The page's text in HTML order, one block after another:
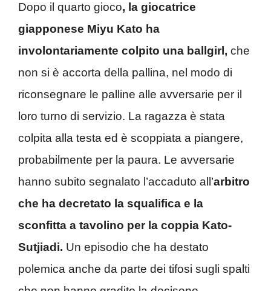
Dopo il quarto gioco, la giocatrice
giapponese Miyu Kato ha
involontariamente colpito una ballgirl, che
non si è accorta della pallina, nel modo di
riconsegnare le palline alle avversarie per il
loro turno di servizio. La ragazza è stata
colpita alla testa ed è scoppiata a piangere,
probabilmente per la paura. Le avversarie
hanno subito segnalato l’accaduto all’arbitro
che ha decretato la squalifica e la
sconfitta a tavolino per la coppia Kato-
Sutjiadi. Un episodio che ha destato
polemica anche da parte dei tifosi sugli spalti